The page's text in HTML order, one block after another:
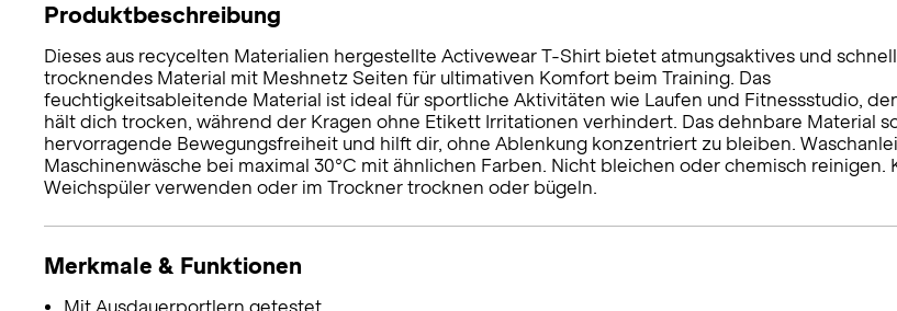
Produktbeschreibung
Dieses aus recycelten Materialien hergestellte Activewear T-Shirt bietet atmungsaktives und schnell
trocknendes Material mit Meshnetz Seiten für ultimativen Komfort beim Training. Das
feuchtigkeitsableitende Material ist ideal für sportliche Aktivitäten wie Laufen und Fitnessstudio,
hält dich trocken, während der Kragen ohne Etikett Irritationen verhindert. Das dehnbare Material
hervorragende Bewegungsfreiheit und hilft dir, ohne Ablenkung konzentriert zu bleiben.
Maschinenwäsche bei maximal 30°C mit ähnlichen Farben. Nicht bleichen oder chemisch reinigen.
Weichspüler verwenden oder im Trockner trocknen oder bügeln.
Merkmale & Funktionen